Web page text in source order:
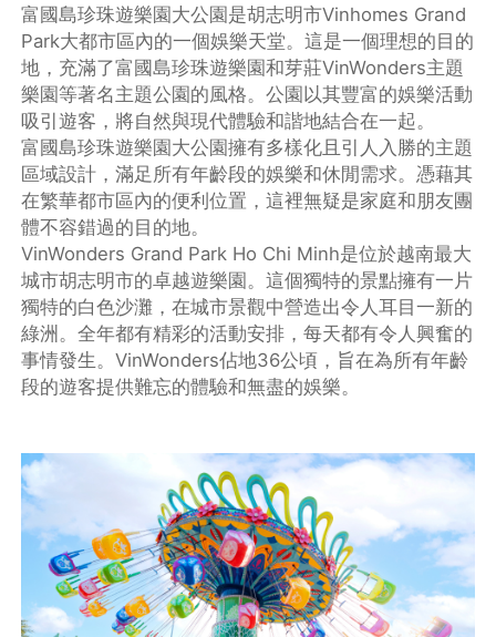
富國島珍珠遊樂園大公園是胡志明市Vinhomes Grand
Park大都市區內的一個娛樂天堂。這是一個理想的目的
地，充滿了富國島珍珠遊樂園和芽莊VinWonders主題
樂園等著名主題公園的風格。公園以其豐富的娛樂活動
吸引遊客，將自然與現代體驗和諧地結合在一起。
富國島珍珠遊樂園大公園擁有多樣化且引人入勝的主題
區域設計，滿足所有年齡段的娛樂和休閒需求。憑藉其
在繁華都市區內的便利位置，這裡無疑是家庭和朋友團
體不容錯過的目的地。
VinWonders Grand Park Ho Chi Minh是位於越南最大
城市胡志明市的卓越遊樂園。這個獨特的景點擁有一片
獨特的白色沙灘，在城市景觀中營造出令人耳目一新的
綠洲。全年都有精彩的活動安排，每天都有令人興奮的
事情發生。VinWonders佔地36公頃，旨在為所有年齡
段的遊客提供難忘的體驗和無盡的娛樂。